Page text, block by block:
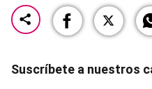
Suscríbete a nuestros